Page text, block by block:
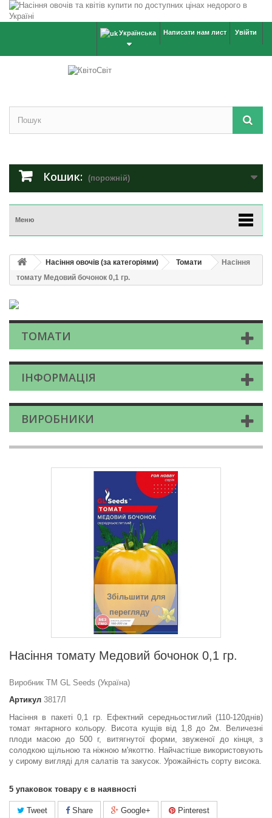
Увійти
Написати нам лист
Українська
Кошик: (порожній)
Меню
Насіння овочів (за категоріями) Томати
Насіння
томату Медовий бочонок 0,1 гр.
ТОМАТИ
ІНФОРМАЦІЯ
ВИРОБНИКИ
Збільшити для
перегляду
Насіння томату Медовий бочонок 0,1 гр.
Виробник ТМ GL Seeds (Україна)
Артикул 3817Л
Насіння в пакеті 0,1 гр. Ефектний середньостиглий (110-120днів)
томат янтарного кольору. Висота кущів від 1,8 до 2м. Величезні
плоди масою до 500 г, витягнутої форми, звуженої до кінця, з
солодкою щільною та ніжною м'якоттю. Найчастіше використовують
у сирому вигляді для салатів та закусок. Урожайність сорту висока.
5 упаковок товару є в наявності
Tweet Share Google+ Pinterest